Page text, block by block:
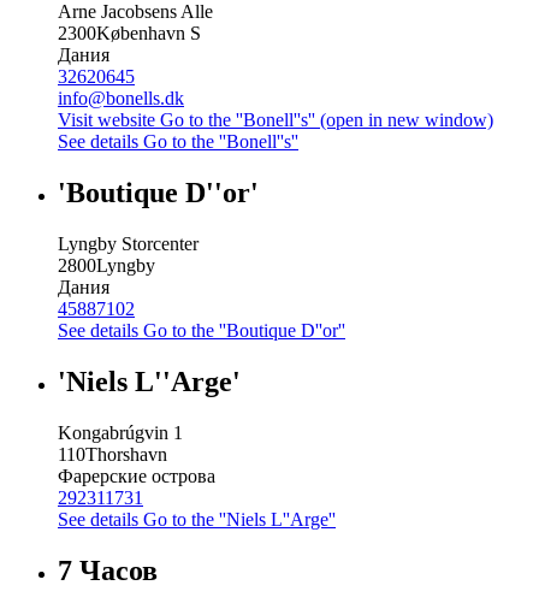
Arne Jacobsens Alle
2300København S
Дания
32620645
info@bonells.dk
Visit website Go to the ''Bonell''s'' (open in new window)
See details Go to the ''Bonell''s''
'Boutique D''or'
Lyngby Storcenter
2800Lyngby
Дания
45887102
See details Go to the ''Boutique D''or''
'Niels L''Arge'
Kongabrúgvin 1
110Thorshavn
Фарерские острова
292311731
See details Go to the ''Niels L''Arge''
7 Часов